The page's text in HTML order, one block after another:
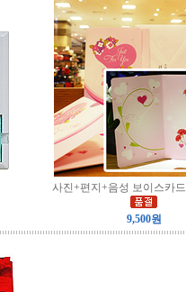
사진+편지+음성 보이스카
9,500원